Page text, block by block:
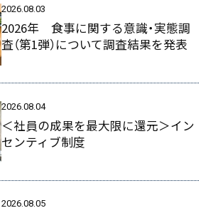
2026.08.03
2026年 食事に関する意識・実態調
査（第1弾）について調査結果を発表
2026.08.04
＜社員の成果を最大限に還元＞イン
センティブ制度
2026.08.05